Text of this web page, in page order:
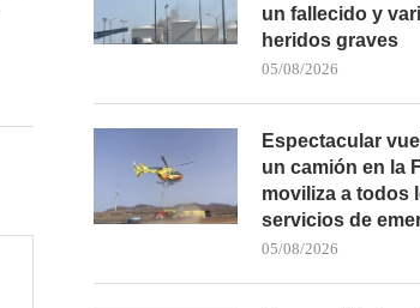
SACADO DEL MAR...
21/03/2026
un fallecido y
heridos graves
05/08/2026
Espectacular
un camión en la
moviliza a todos
servicios de
05/08/2026